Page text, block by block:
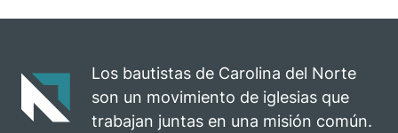
celebra el
rodeo anual en
para el
ministerio
Los bautistas de Carolina del Norte
son un movimiento de iglesias que
trabajan juntas en una misión común.